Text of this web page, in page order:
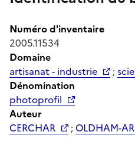
Numéro d'inventaire
2005.11534
Domaine
artisanat - industrie
;
Dénomination
photoprofil
Auteur
CERCHAR
;OLDHAM-